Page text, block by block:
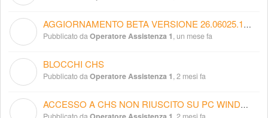
AGGIORNAMENTO BETA VERSIONE 26.06025.1615
Pubblicato daOperatore Assistenza 1, un mese fa
BLOCCHI CHS
Pubblicato daOperatore Assistenza 1,2 mesi fa
ACCESSO A CHS NON RIUSCITO SU PC WINDOWS 10 PRO